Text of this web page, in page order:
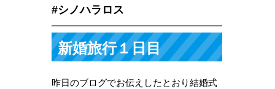
#シノハラロス
新婚旅行１日目
昨日のブログでお伝えしたとおり結婚式